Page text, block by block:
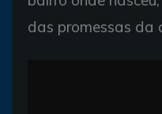
das promessas da